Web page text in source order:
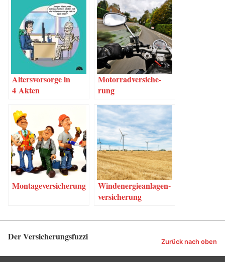
Alters­vor­sor­ge in
4 Akten
Motor­rad­ver­si­che­
rung
Mon­ta­ge­ver­si­che­rung
Wind­ener­gie­an­la­gen­
ver­si­che­rung
Der Versicherungsfuzzi Zurück nach oben